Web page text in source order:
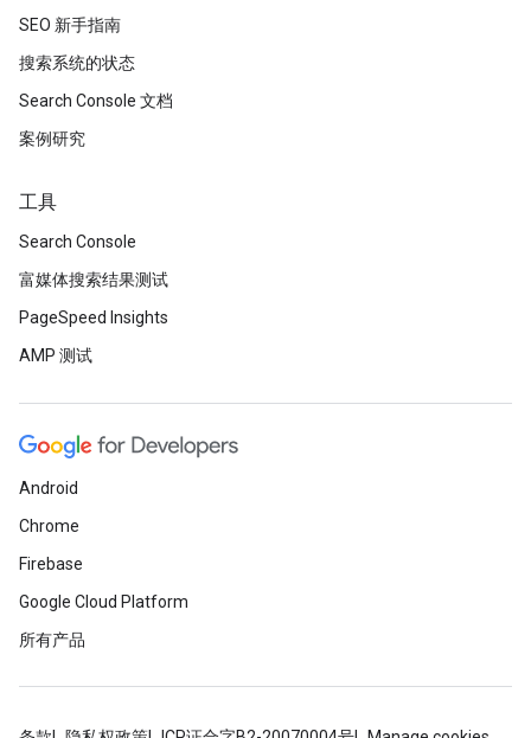
SEO 新手指南
搜索系统的状态
Search Console 文档
案例研究
工具
Search Console
富媒体搜索结果测试
PageSpeed Insights
AMP 测试
Android
Chrome
Firebase
Google Cloud Platform
所有产品